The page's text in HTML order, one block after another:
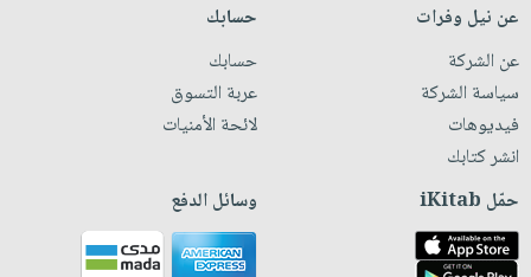
عن نيل وفرات
عن الشركة
سياسة الشركة
فيديوهات
انشر كتابك
حسابك
حسابك
عربة التسوق
لائحة الأمنيات
حمّل iKitab وسائل الدفع